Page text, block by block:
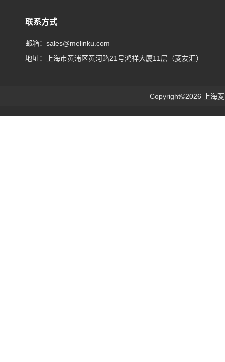
联系方式
邮箱：sales@melinku.com
地址：上海市黄浦区黄河路21号鸿祥大厦11层（菱友汇）
Copyright©2026 上海